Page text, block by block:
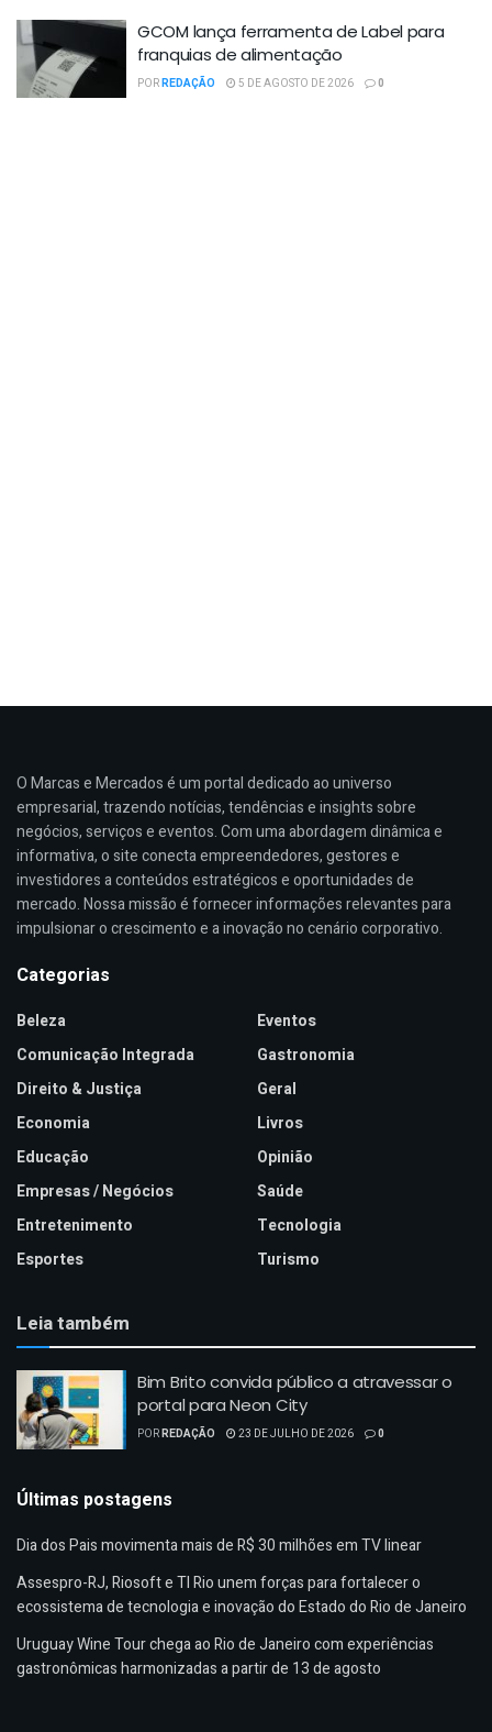
GCOM lança ferramenta de Label para
franquias de alimentação
PORREDAÇÃO 5 DE AGOSTO DE 2026 0
O Marcas e Mercados é um portal dedicado ao universo
empresarial, trazendo notícias, tendências e insights sobre
negócios, serviços e eventos. Com uma abordagem dinâmica e
informativa, o site conecta empreendedores, gestores e
investidores a conteúdos estratégicos e oportunidades de
mercado. Nossa missão é fornecer informações relevantes para
impulsionar o crescimento e a inovação no cenário corporativo.
Categorias
Beleza
Comunicação Integrada
Direito & Justiça
Economia
Educação
Empresas / Negócios
Entretenimento
Esportes
Eventos
Gastronomia
Geral
Livros
Opinião
Saúde
Tecnologia
Turismo
Leia também
Bim Brito convida público a atravessar o
portal para Neon City
PORREDAÇÃO 23 DE JULHO DE 2026 0
Últimas postagens
Dia dos Pais movimenta mais de R$ 30 milhões em TV linear
Assespro-RJ, Riosoft e TI Rio unem forças para fortalecer o
ecossistema de tecnologia e inovação do Estado do Rio de Janeiro
Uruguay Wine Tour chega ao Rio de Janeiro com experiências
gastronômicas harmonizadas a partir de 13 de agosto